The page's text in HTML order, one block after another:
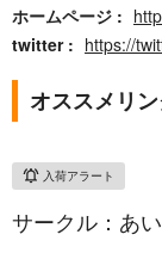
ホームページ
twitter
https://
オススメリ
入荷アラート
サークル：あ